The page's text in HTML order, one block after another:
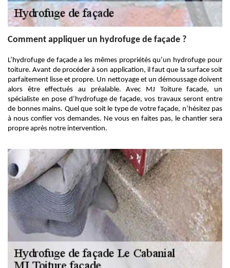
Comment appliquer un hydrofuge de façade ?
L’hydrofuge de façade a les mêmes propriétés qu’un hydrofuge pour
toiture. Avant de procéder à son application, il faut que la surface soit
parfaitement lisse et propre. Un nettoyage et un démoussage doivent
alors être effectués au préalable. Avec MJ Toiture facade, un
spécialiste en pose d’hydrofuge de façade, vos travaux seront entre
de bonnes mains. Quel que soit le type de votre façade, n’hésitez pas
à nous confier vos demandes. Ne vous en faites pas, le chantier sera
propre après notre intervention.